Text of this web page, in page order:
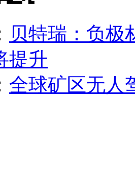
贝特瑞：负极
提升
全球矿区无人